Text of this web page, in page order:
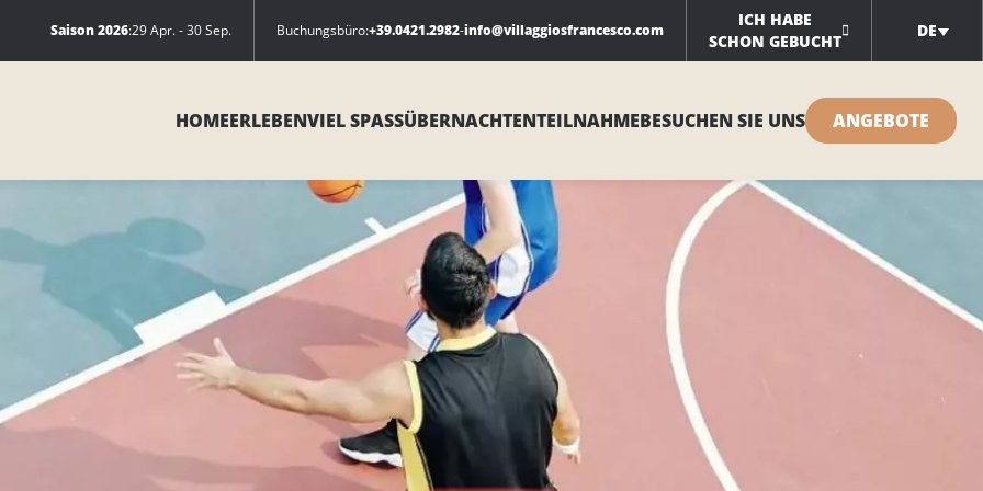
Saison 2026:29 Apr. - 30 Sep. Buchungsbüro:+39.0421.2982-info@villaggiosfrancesco.com
ICH HABE
SCHON GEBUCHT
DE
HOMEERLEBENVIEL SPASS ÜBERNACHTENTEILNAHMEBESUCHEN SIE UNS ANGEBOTE